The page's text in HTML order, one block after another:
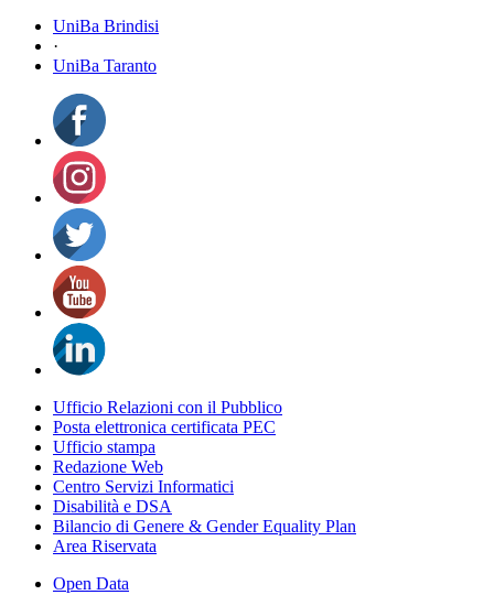
UniBa Brindisi
·
UniBa Taranto
Ufficio Relazioni con il Pubblico
Posta elettronica certificata PEC
Ufficio stampa
Redazione Web
Centro Servizi Informatici
Disabilità e DSA
Bilancio di Genere & Gender Equality Plan
Area Riservata
Open Data